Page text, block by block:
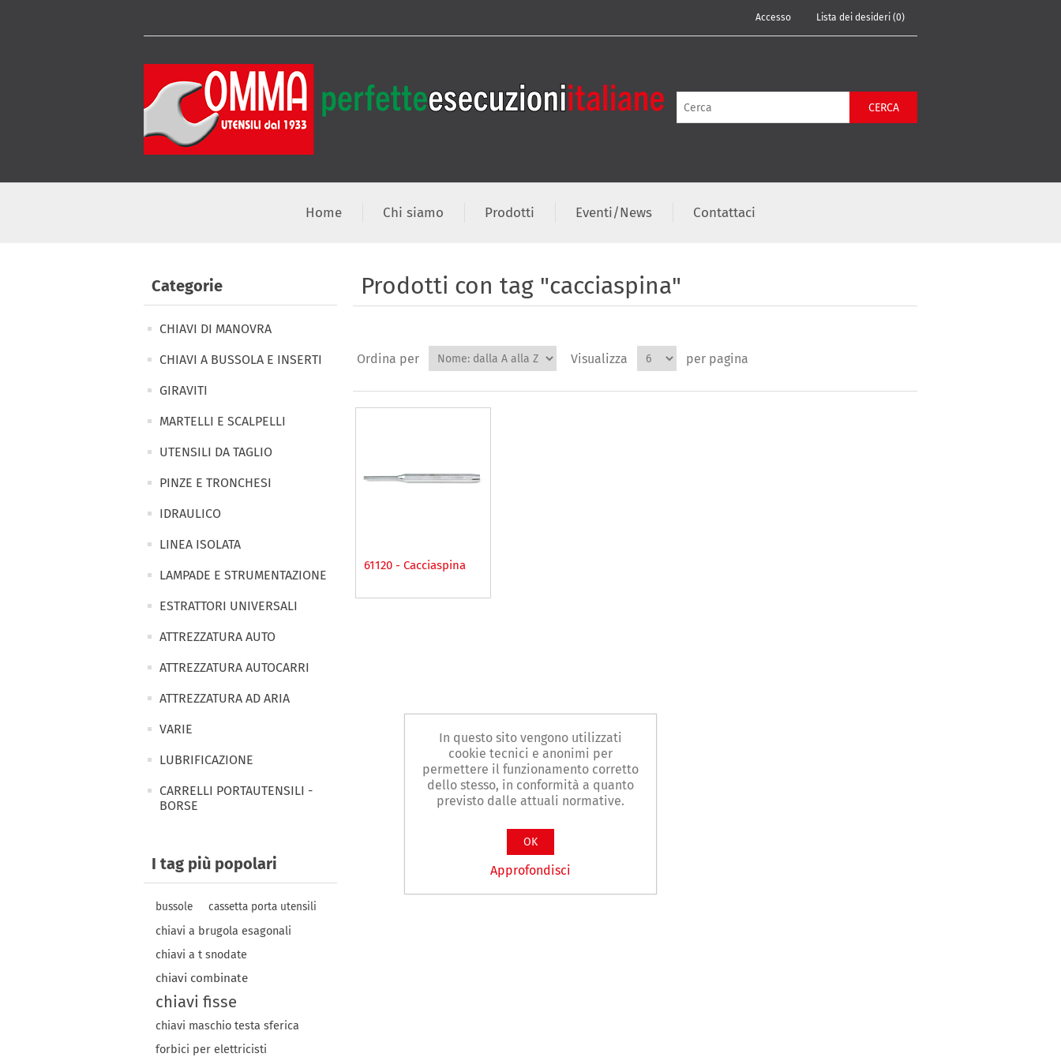
Accesso Lista dei desideri (0)
CERCA
Home Chi siamo Prodotti Eventi/News Contattaci
Categorie
CHIAVI DI MANOVRA
CHIAVI A BUSSOLA E INSERTI
GIRAVITI
MARTELLI E SCALPELLI
UTENSILI DA TAGLIO
PINZE E TRONCHESI
IDRAULICO
LINEA ISOLATA
LAMPADE E STRUMENTAZIONE
ESTRATTORI UNIVERSALI
ATTREZZATURA AUTO
ATTREZZATURA AUTOCARRI
ATTREZZATURA AD ARIA
VARIE
LUBRIFICAZIONE
CARRELLI PORTAUTENSILI -
BORSE
I tag più popolari
bussole cassetta porta utensili
chiavi a brugola esagonali
chiavi a t snodate
chiavi combinate
chiavi fisse
chiavi maschio testa sferica
forbici per elettricisti
Prodotti con tag "cacciaspina"
Ordina per Visualizza per pagina
61120 - Cacciaspina
In questo sito vengono utilizzati
cookie tecnici e anonimi per
permettere il funzionamento corretto
dello stesso, in conformità a quanto
previsto dalle attuali normative.
OK
Approfondisci